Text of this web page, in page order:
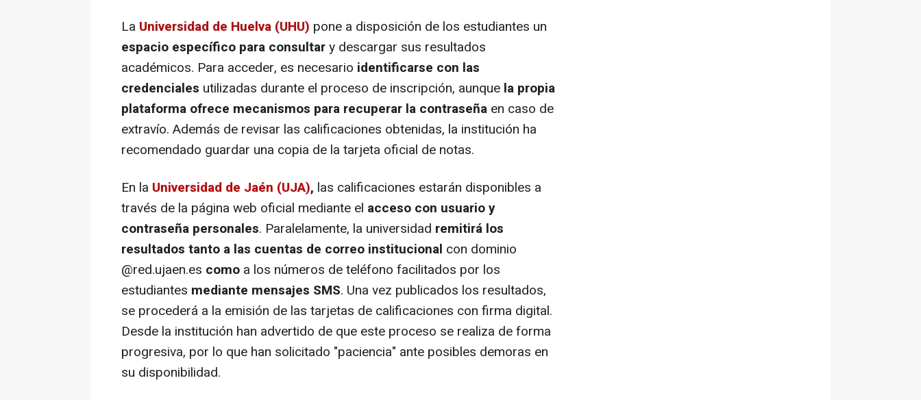
La Universidad de Huelva (UHU) pone a disposición de los estudiantes un
espacio específico para consultary descargar sus resultados
académicos. Para acceder, es necesario identificarse con las
credenciales utilizadas durante el proceso de inscripción, aunque la propia
plataforma ofrece mecanismos para recuperar la contraseña en caso de
extravío. Además de revisar las calificaciones obtenidas, la institución ha
recomendado guardar una copia de la tarjeta oficial de notas.
En la Universidad de Jaén (UJA), las calificaciones estarán disponibles a
través de la página web oficial mediante el acceso con usuario y
contraseña personales. Paralelamente, la universidad remitirá los
resultados tanto a las cuentas de correo institucional con dominio
@red.ujaen.es como a los números de teléfono facilitados por los
estudiantes mediante mensajes SMS. Una vez publicados los resultados,
se procederá a la emisión de las tarjetas de calificaciones con firma digital.
Desde la institución han advertido de que este proceso se realiza de forma
progresiva, por lo que han solicitado "paciencia" ante posibles demoras en
su disponibilidad.